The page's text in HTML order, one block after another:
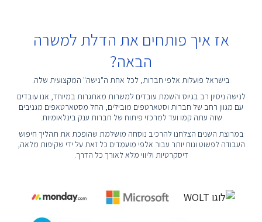
אז איך פותחים את הדלת למשרה
הבאה?
בישראל פועלות אלפי חברות, לכל אחת ה"נישה" המקצועית שלה.
לנישה ניסיון רב בגיוס והשמת עובדים למשרות מאתגרות במיוחד, אנו עובדים
עם מגוון רחב של חברות וסטארטפים מובילים, החל מסטארטאפים מגניבים
שזה עתה קמו ועד למרכזי פיתוח של חברות ענק בינלאומיות.
במרוצת השנים הצלחנו להרכיב נוסחה מושלמת שהופכת את תהליך חיפוש
העבודה לפשוט ונוח יותר עבור אלפי מועמדים כל זאת על ידי שקיפות מלאה,
דיסקרטיות וליווי מלא לאורך כל הדרך.